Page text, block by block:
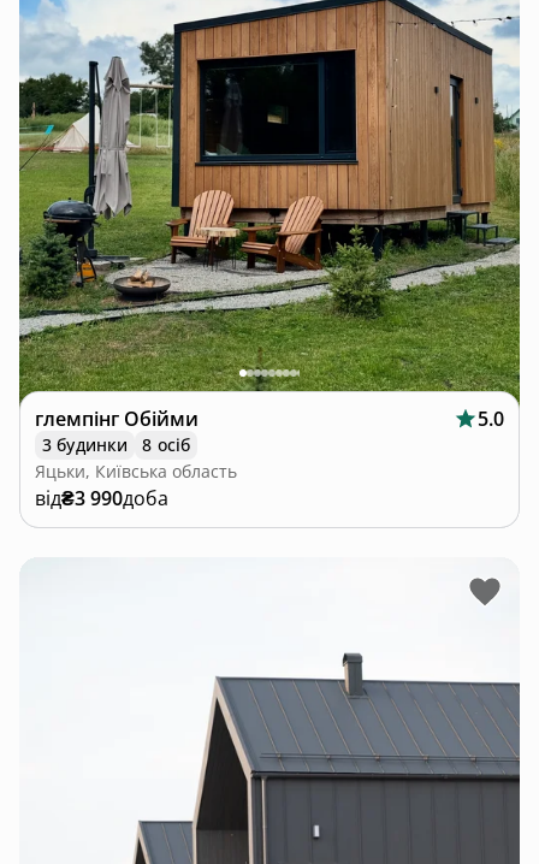
глемпінг Обійми 5.0
3 будинки
8 осіб
Яцьки, Київська область
від₴3 990доба